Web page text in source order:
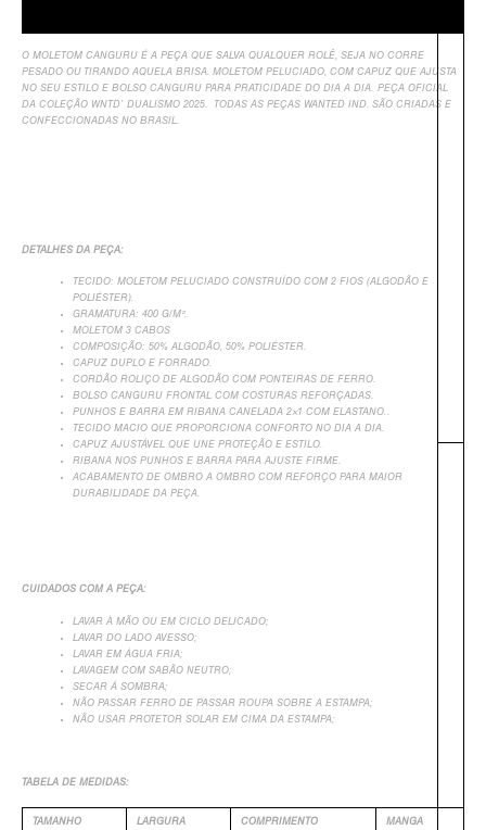
O MOLETOM CANGURU É A PEÇA QUE SALVA QUALQUER ROLÊ, SEJA NO CORRE
PESADO OU TIRANDO AQUELA BRISA. MOLETOM PELUCIADO, COM CAPUZ QUE AJUSTA
NO SEU ESTILO E BOLSO CANGURU PARA PRATICIDADE DO DIA A DIA. PEÇA OFICIAL
DA COLEÇÃO WNTD’ DUALISMO 2025. TODAS AS PEÇAS WANTED IND. SÃO CRIADAS E
CONFECCIONADAS NO BRASIL.
DETALHES DA PEÇA:
TECIDO: MOLETOM PELUCIADO CONSTRUÍDO COM 2 FIOS (ALGODÃO E
POLIÉSTER).
GRAMATURA: 400 G/M².
MOLETOM 3 CABOS
COMPOSIÇÃO: 50% ALGODÃO, 50% POLIÉSTER.
CAPUZ DUPLO E FORRADO.
CORDÃO ROLIÇO DE ALGODÃO COM PONTEIRAS DE FERRO.
BOLSO CANGURU FRONTAL COM COSTURAS REFORÇADAS.
PUNHOS E BARRA EM RIBANA CANELADA 2×1 COM ELASTANO..
TECIDO MACIO QUE PROPORCIONA CONFORTO NO DIA A DIA.
CAPUZ AJUSTÁVEL QUE UNE PROTEÇÃO E ESTILO.
RIBANA NOS PUNHOS E BARRA PARA AJUSTE FIRME.
ACABAMENTO DE OMBRO A OMBRO COM REFORÇO PARA MAIOR
DURABILIDADE DA PEÇA.
CUIDADOS COM A PEÇA:
LAVAR À MÃO OU EM CICLO DELICADO;
LAVAR DO LADO AVESSO;
LAVAR EM ÁGUA FRIA;
LAVAGEM COM SABÃO NEUTRO;
SECAR Á SOMBRA;
NÃO PASSAR FERRO DE PASSAR ROUPA SOBRE A ESTAMPA;
NÃO USAR PROTETOR SOLAR EM CIMA DA ESTAMPA;
TABELA DE MEDIDAS:
TAMANHO LARGURA COMPRIMENTO MANGA